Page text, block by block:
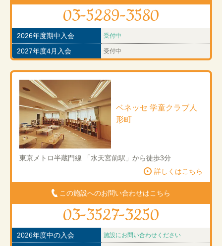
03-5289-3580
2026年度期中入会 受付中
2027年度4月入会 受付中
ベネッセ 学童クラブ人
形町
東京メトロ半蔵門線 「水天宮前駅」から徒歩3分
詳しくはこちら
この施設へのお問い合わせはこちら
03-3527-3250
2026年度中の入会 施設にお問い合わせください